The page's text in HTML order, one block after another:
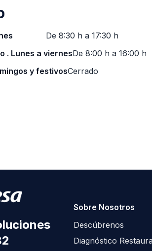
De 8:30 h a 17:30 h
. Lunes a viernesDe 8:00 h a 16:00 h
y festivosCerrado
Sobre Nosotros
Descúbrenos
Diagnóstico